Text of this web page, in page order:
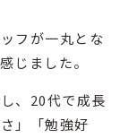
フが一丸とな
じました。
、20代で成長
」「勉強好